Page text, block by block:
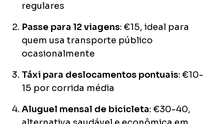
regulares
Passe para 12 viagens: €15, ideal para
quem usa transporte público
ocasionalmente
Táxi para deslocamentos pontuais: €10-
15 por corrida média
Aluguel mensal de bicicleta: €30-40,